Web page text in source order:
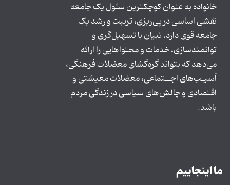
خانواده به عنوان کوچکترین سلول یک جامعه
نقشی اساسی در پی‌ریزی، تربیت و رشد یک
جامعه قوی دارد. تبیان با تسهیل‌گری و
توانمندسازی، خدمات و محتواهایی را ارائه
می‌دهد که بتواند گره‌گشای معضلات فرهنگی،
آسیـب‌های اجــتماعی، معضلات معیشتی و
اقتصادی و چالش‌های سیاسی در زندگی مردم
باشد.
ما اینجاییم